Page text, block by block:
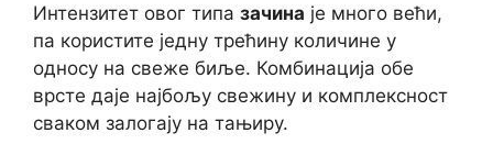
Интензитет овог типа зачина је много већи,
па користите једну трећину количине у
односу на свеже биље. Комбинација обе
врсте даје најбољу свежину и комплексност
сваком залогају на тањиру.